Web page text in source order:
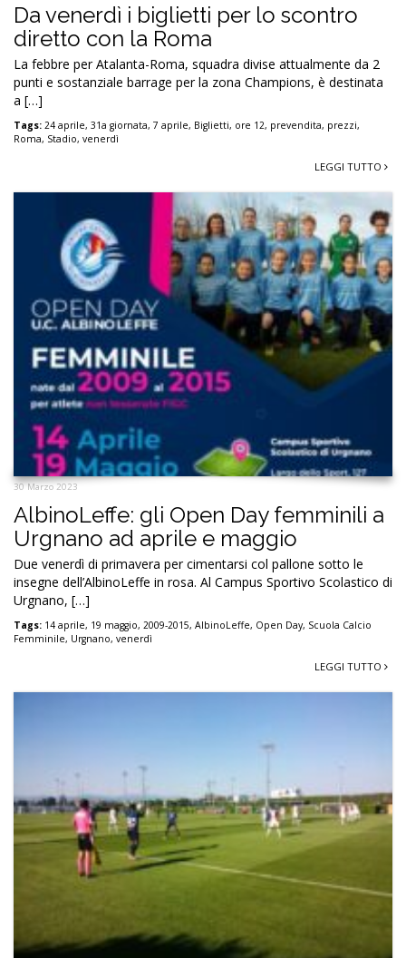
Da venerdì i biglietti per lo scontro
diretto con la Roma
La febbre per Atalanta-Roma, squadra divise attualmente da 2
punti e sostanziale barrage per la zona Champions, è destinata
a […]
Tags: 24 aprile, 31a giornata, 7 aprile, Biglietti, ore 12, prevendita, prezzi,
Roma, Stadio, venerdì
LEGGI TUTTO
30 Marzo 2023
AlbinoLeffe: gli Open Day femminili a
Urgnano ad aprile e maggio
Due venerdì di primavera per cimentarsi col pallone sotto le
insegne dell’AlbinoLeffe in rosa. Al Campus Sportivo Scolastico di
Urgnano, […]
Tags: 14 aprile, 19 maggio, 2009-2015, AlbinoLeffe, Open Day, Scuola Calcio
Femminile, Urgnano, venerdì
LEGGI TUTTO